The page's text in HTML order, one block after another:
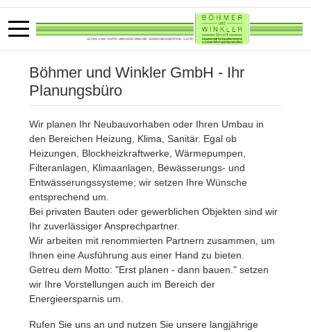
Böhmer und Winkler GmbH - Ihr
Planungsbüro
Wir planen Ihr Neubauvorhaben oder Ihren Umbau in
den Bereichen Heizung, Klima, Sanitär. Egal ob
Heizungen, Blockheizkraftwerke, Wärmepumpen,
Filteranlagen, Klimaanlagen, Bewässerungs- und
Entwässerungssysteme; wir setzen Ihre Wünsche
entsprechend um.
Bei privaten Bauten oder gewerblichen Objekten sind wir
Ihr zuverlässiger Ansprechpartner.
Wir arbeiten mit renommierten Partnern zusammen, um
Ihnen eine Ausführung aus einer Hand zu bieten.
Getreu dem Motto: "Erst planen - dann bauen." setzen
wir Ihre Vorstellungen auch im Bereich der
Energieersparnis um.
Rufen Sie uns an und nutzen Sie unsere langjährige